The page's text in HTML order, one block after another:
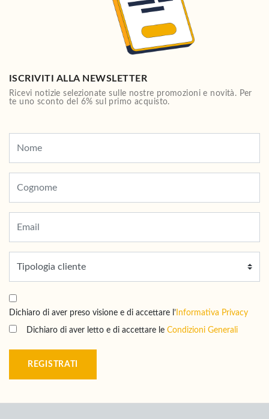
ISCRIVITI ALLA NEWSLETTER
Ricevi notizie selezionate sulle nostre promozioni e novità. Per
te uno sconto del 6% sul primo acquisto.
Dichiaro di aver preso visione e di accettare l’ Informativa Privacy
Dichiaro di aver letto e di accettare le Condizioni Generali
REGISTRATI